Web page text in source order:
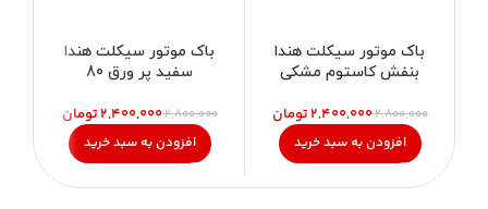
باک موتور سیکلت هندا
بنفش کاستوم مشکی
۲,۸۰۰,۰۰۰۲,۴۰۰,۰۰۰تومان
افزودن به سبد خرید
باک موتور سیکلت هندا
سفید پر ورق 80
۲,۸۰۰,۰۰۰۲,۴۰۰,۰۰۰تومان
افزودن به سبد خرید